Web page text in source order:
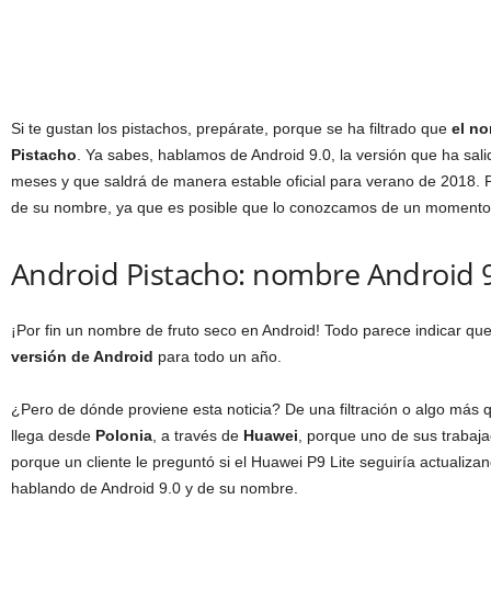
Si te gustan los pistachos, prepárate, porque se ha filtrado que el
Pistacho . Ya sabes, hablamos de Android 9.0, la versión que ha
meses y que saldrá de manera estable oficial para verano de 2018.
de su nombre, ya que es posible que lo conozcamos de un
Android Pistacho: nombre Android
¡Por fin un nombre de fruto seco en Android! Todo parece indicar
versión de Android para todo un año.
¿Pero de dónde proviene esta noticia? De una filtración o algo más
llega desde Polonia , a través de Huawei , porque uno de sus
porque un cliente le preguntó si el Huawei P9 Lite seguiría
hablando de Android 9.0 y de su nombre.